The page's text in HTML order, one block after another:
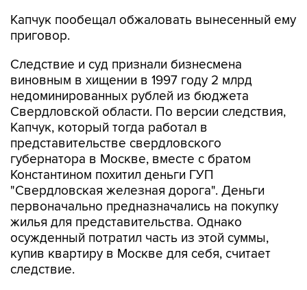
Капчук пообещал обжаловать вынесенный ему
приговор.
Следствие и суд признали бизнесмена
виновным в хищении в 1997 году 2 млрд
недоминированных рублей из бюджета
Свердловской области. По версии следствия,
Капчук, который тогда работал в
представительстве свердловского
губернатора в Москве, вместе с братом
Константином похитил деньги ГУП
"Свердловская железная дорога". Деньги
первоначально предназначались на покупку
жилья для представительства. Однако
осужденный потратил часть из этой суммы,
купив квартиру в Москве для себя, считает
следствие.